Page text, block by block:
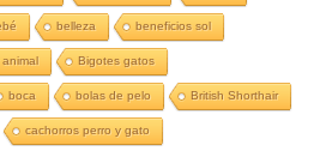
belleza beneficios sol
Bigotes gatos
boca bolas de pelo British Shorthair
cachorros perro y gato